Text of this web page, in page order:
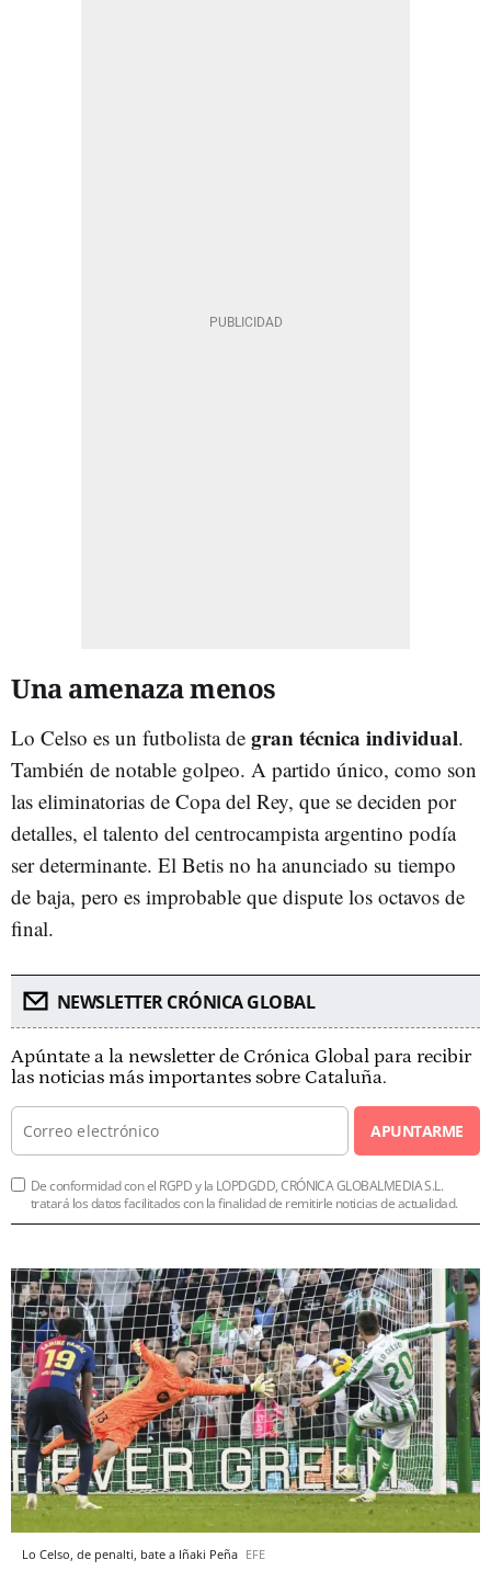
Una amenaza menos
Lo Celso es un futbolista de gran técnica individual.
También de notable golpeo. A partido único, como son
las eliminatorias de Copa del Rey, que se deciden por
detalles, el talento del centrocampista argentino podía
ser determinante. El Betis no ha anunciado su tiempo
de baja, pero es improbable que dispute los octavos de
final.
NEWSLETTER CRÓNICA GLOBAL
Apúntate a la newsletter de Crónica Global para recibir
las noticias más importantes sobre Cataluña.
APUNTARME
De conformidad con el RGPD y la LOPDGDD, CRÓNICA GLOBALMEDIA S.L.
tratará los datos facilitados con la finalidad de remitirle noticias de actualidad.
Lo Celso, de penalti, bate a Iñaki Peña EFE